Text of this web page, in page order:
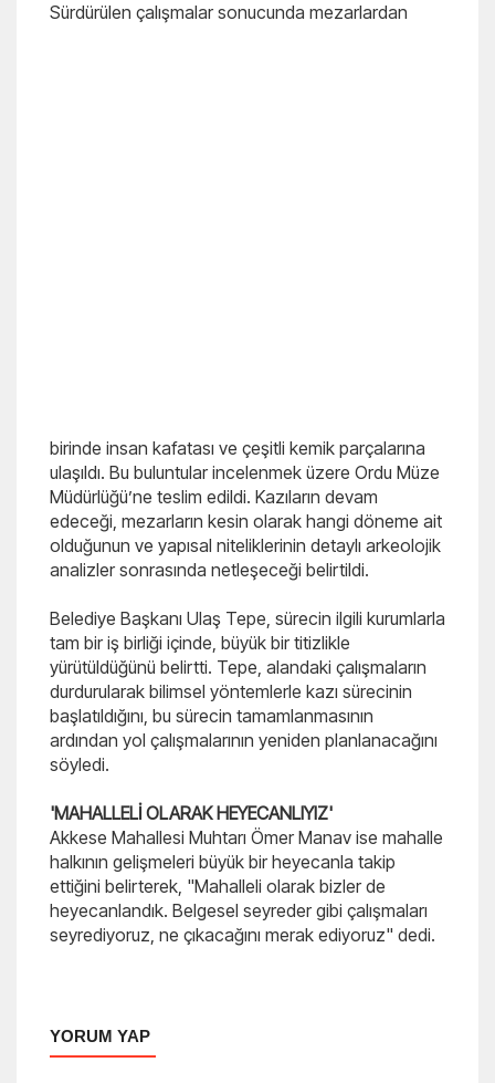
Sürdürülen çalışmalar sonucunda mezarlardan
birinde insan kafatası ve çeşitli kemik parçalarına
ulaşıldı. Bu buluntular incelenmek üzere Ordu Müze
Müdürlüğü’ne teslim edildi. Kazıların devam
edeceği, mezarların kesin olarak hangi döneme ait
olduğunun ve yapısal niteliklerinin detaylı arkeolojik
analizler sonrasında netleşeceği belirtildi.
Belediye Başkanı Ulaş Tepe, sürecin ilgili kurumlarla
tam bir iş birliği içinde, büyük bir titizlikle
yürütüldüğünü belirtti. Tepe, alandaki çalışmaların
durdurularak bilimsel yöntemlerle kazı sürecinin
başlatıldığını, bu sürecin tamamlanmasının
ardından yol çalışmalarının yeniden planlanacağını
söyledi.
'MAHALLELİ OLARAK HEYECANLIYIZ'
Akkese Mahallesi Muhtarı Ömer Manav ise mahalle
halkının gelişmeleri büyük bir heyecanla takip
ettiğini belirterek, "Mahalleli olarak bizler de
heyecanlandık. Belgesel seyreder gibi çalışmaları
seyrediyoruz, ne çıkacağını merak ediyoruz" dedi.
YORUM YAP